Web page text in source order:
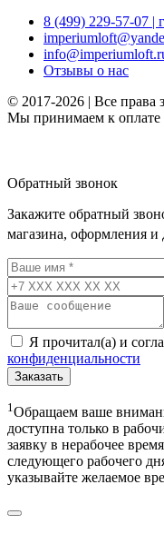
8 (499) 229-57-07 |
Отзывы о нас
© 2017-2026 | Все
Мы принимаем к оплате
Обратный звонок
Закажите обратный
магазина, оформления и
Я прочитал(а) и
конфиденциальности
Заказать
1 Обращаем ваше
доступна только в
заявку в нерабочее
следующего рабочего
указывайте желаемое